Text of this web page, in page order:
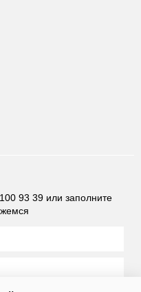
93 39 или заполните